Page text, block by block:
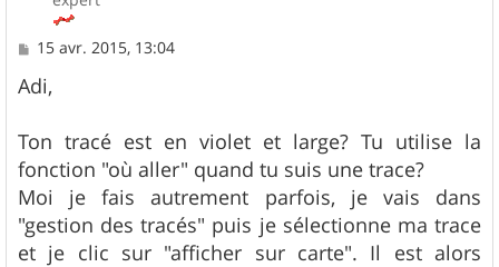
M
s
s
g
e
15 avr. 2015, 13:04
Adi,
Ton tracé est en violet et large? Tu utilise la
fonction "où aller" quand tu suis une trace?
Moi je fais autrement parfois, je vais dans
"gestion des tracés" puis je sélectionne ma trace
et je clic sur "afficher sur carte". Il est alors